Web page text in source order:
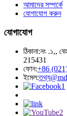
আমাদের সম্পর্কে
যোগাযোগ করুন
যোগাযোগ
ঠিকানা:নং .১,,
215431
ফোন:+86
ইমেল: